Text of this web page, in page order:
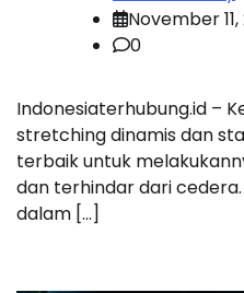
November
0
Indonesiaterhubung.id –
stretching dinamis dan
terbaik untuk
dan terhindar dari
dalam […]